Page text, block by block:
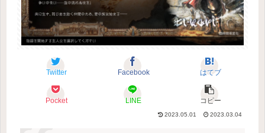
Twitter Facebook はてブ
Pocket LINE コピー
2023.05.01 2023.03.04